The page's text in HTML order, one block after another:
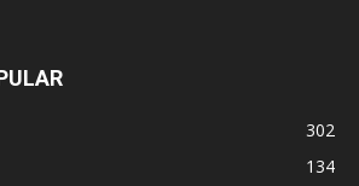
302
134